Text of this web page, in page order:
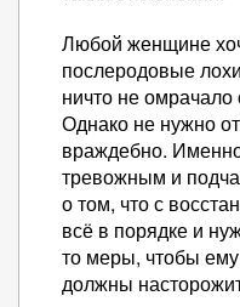
Любой женщине
послеродовые
ничто не омрачало
Однако не нужно
враждебно.
тревожным и
о том, что с
всё в порядке и
то меры, чтобы
должны